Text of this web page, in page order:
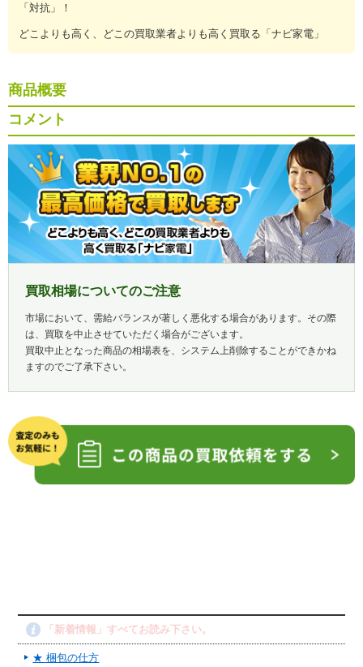
「対抗」！
どこよりも高く、どこの買取業者よりも高く買取る「ナビ家電」
商品概要
コメント
買取相場についてのご注意
市場において、需給バランスが著しく悪化する場合があります。その際
は、買取を中止させていただく場合がございます。
買取中止となった商品の相場表を、システム上削除することができかね
ますのでご了承下さい。
「新着情報」すべてお読み下さい。
★ 梱包の仕方